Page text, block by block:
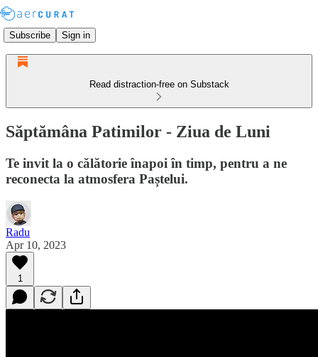
Subscribe Sign in
Read distraction-free on Substack
Săptămâna Patimilor - Ziua de Luni
Te invit la o călătorie înapoi în timp, pentru a ne
reconecta la atmosfera Paștelui.
Radu
Apr 10, 2023
1